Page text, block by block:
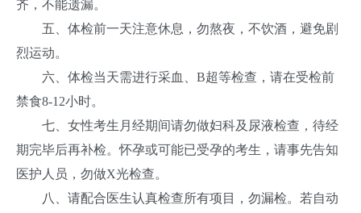
齐，不能遗漏。
五、体检前一天注意休息，勿熬夜，不饮酒，避免剧
烈运动。
六、体检当天需进行采血、B超等检查，请在受检前
禁食8-12小时。
七、女性考生月经期间请勿做妇科及尿液检查，待经
期完毕后再补检。怀孕或可能已受孕的考生，请事先告知
医护人员，勿做X光检查。
八、请配合医生认真检查所有项目，勿漏检。若自动